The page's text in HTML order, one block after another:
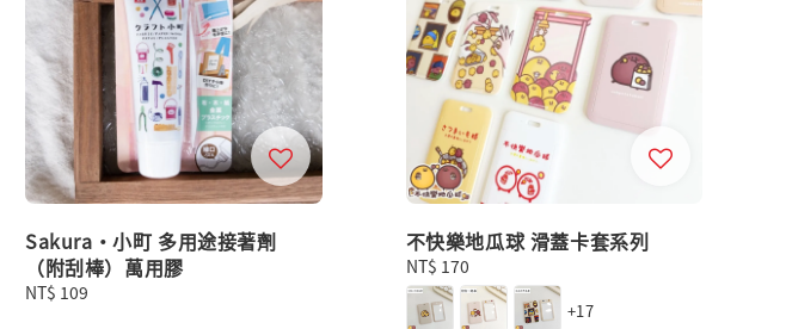
Sakura・小町 多用途接著劑
（附刮棒）萬用膠
Regular
NT$ 109
不快樂地瓜球 滑蓋卡套系列
Regular
price
NT$ 170
+17